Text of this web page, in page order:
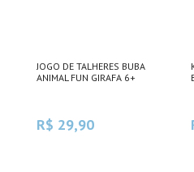
JOGO DE TALHERES BUBA
ANIMAL FUN GIRAFA 6+
R$ 29,90